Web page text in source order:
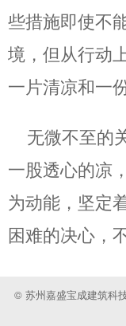
些措施即使不
境，但从行动
一片清凉和一
无微不至的
一股透心的凉
为动能，坚定
困难的决心，
© 苏州嘉盛宝成建筑科